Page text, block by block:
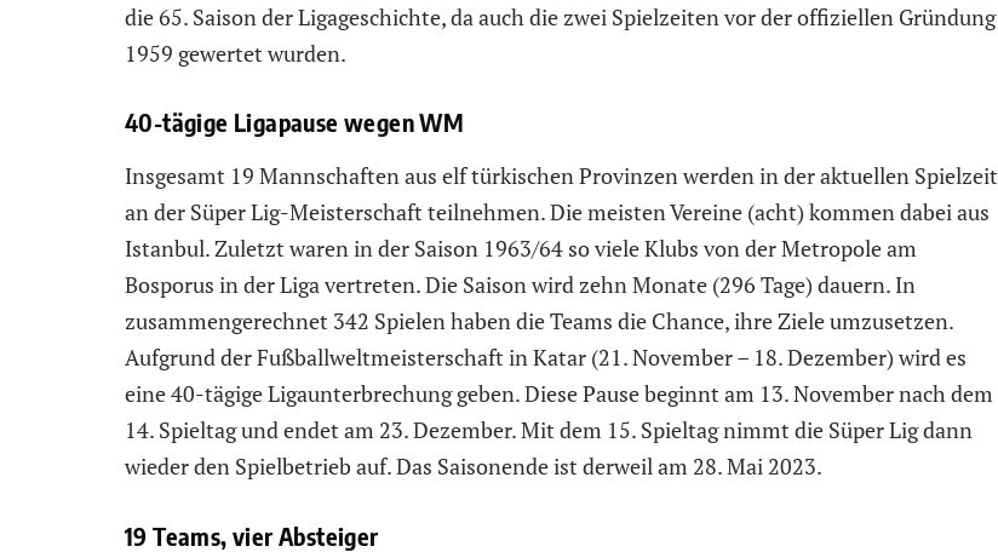
die 65. Saison der Ligageschichte, da auch die zwei Spielzeiten vor der offiziellen Gründung
1959 gewertet wurden.
40-tägige Ligapause wegen WM
Insgesamt 19 Mannschaften aus elf türkischen Provinzen werden in der aktuellen Spielzeit
an der Süper Lig-Meisterschaft teilnehmen. Die meisten Vereine (acht) kommen dabei aus
Istanbul. Zuletzt waren in der Saison 1963/64 so viele Klubs von der Metropole am
Bosporus in der Liga vertreten. Die Saison wird zehn Monate (296 Tage) dauern. In
zusammengerechnet 342 Spielen haben die Teams die Chance, ihre Ziele umzusetzen.
Aufgrund der Fußballweltmeisterschaft in Katar (21. November – 18. Dezember) wird es
eine 40-tägige Ligaunterbrechung geben. Diese Pause beginnt am 13. November nach dem
14. Spieltag und endet am 23. Dezember. Mit dem 15. Spieltag nimmt die Süper Lig dann
wieder den Spielbetrieb auf. Das Saisonende ist derweil am 28. Mai 2023.
19 Teams, vier Absteiger